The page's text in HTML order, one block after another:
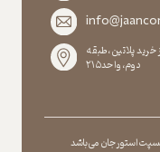
استور جان می باشد
پلاتین،طبقه
دوم،واحد۲۱۵